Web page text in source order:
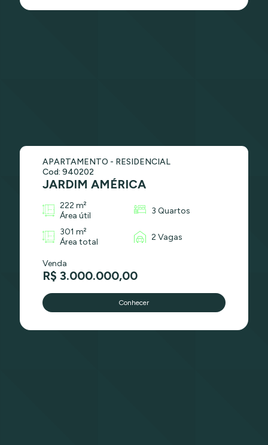
APARTAMENTO - RESIDENCIAL
Cod: 940202
JARDIM AMÉRICA
222 m²
Área útil
3 Quartos
301 m²
Área total
2 Vagas
Venda
R$ 3.000.000,00
Conhecer